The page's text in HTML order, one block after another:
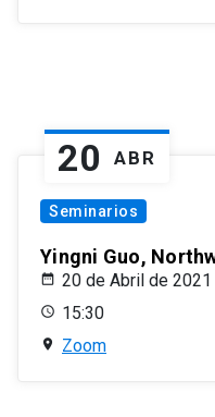
20 ABR
Seminarios
Yingni Guo,
20 de Abril de 2021
15:30
Zoom